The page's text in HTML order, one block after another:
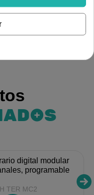
y control
digital modular
programable
TER MC2